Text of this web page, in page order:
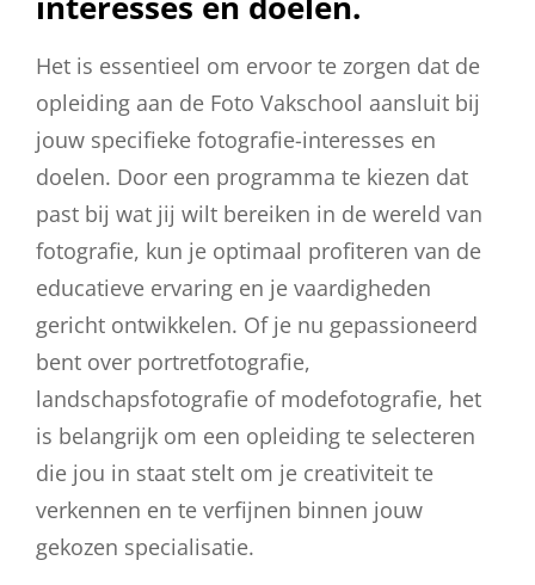
Het is essentieel om ervoor te zorgen dat de
opleiding aan de Foto Vakschool aansluit bij
jouw specifieke fotografie-interesses en
doelen. Door een programma te kiezen dat
past bij wat jij wilt bereiken in de wereld van
fotografie, kun je optimaal profiteren van de
educatieve ervaring en je vaardigheden
gericht ontwikkelen. Of je nu gepassioneerd
bent over portretfotografie,
landschapsfotografie of modefotografie, het
is belangrijk om een opleiding te selecteren
die jou in staat stelt om je creativiteit te
verkennen en te verfijnen binnen jouw
gekozen specialisatie.